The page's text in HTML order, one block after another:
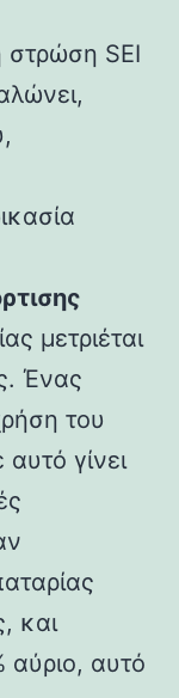
SEI
μετριέται
Ένας
του
γίνει
και
αυτό